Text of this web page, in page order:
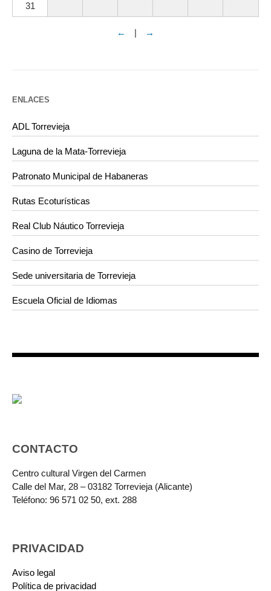
31
← | →
ENLACES
ADL Torrevieja
Laguna de la Mata-Torrevieja
Patronato Municipal de Habaneras
Rutas Ecoturísticas
Real Club Náutico Torrevieja
Casino de Torrevieja
Sede universitaria de Torrevieja
Escuela Oficial de Idiomas
CONTACTO
Centro cultural Virgen del Carmen
Calle del Mar, 28 – 03182 Torrevieja (Alicante)
Teléfono: 96 571 02 50, ext. 288
PRIVACIDAD
Aviso legal
Política de privacidad